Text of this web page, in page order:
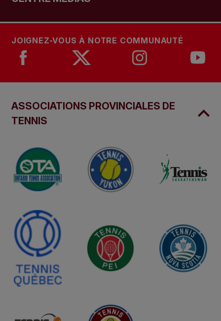
JOIGNEZ-VOUS À NOTRE COMMUNAUTÉ
ASSOCIATIONS PROVINCIALES DE
TENNIS